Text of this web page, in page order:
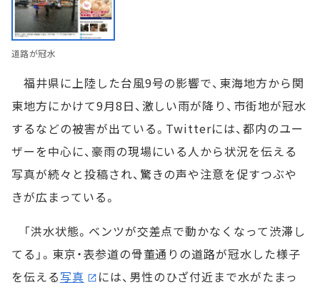
道路が冠水
福井県に上陸した台風9号の影響で、東海地方から関
東地方にかけて9月8日、激しい雨が降り、市街地が冠水
するなどの被害が出ている。Twitterには、都内のユー
ザーを中心に、豪雨の現場にいる人から状況を伝える
写真が続々と投稿され、驚きの声や注意を促すつぶや
きが広まっている。
「洪水状態。ベンツが交差点で動かなくなって渋滞し
てる」。東京・表参道の骨董通りの道路が冠水した様子
を伝える写真
には、男性のひざ付近まで水がたまっ